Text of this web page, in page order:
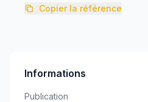
Copier la référence
Informations
Publication